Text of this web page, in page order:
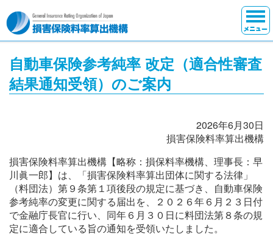
自動車保険参考純率 改定（適合性審査
結果通知受領）のご案内
2026年6月30日
損害保険料率算出機構
損害保険料率算出機構【略称：損保料率機構、理事長：早
川眞一郎】は、「損害保険料率算出団体に関する法律」
（料団法）第９条第１項後段の規定に基づき、自動車保険
参考純率の変更に関する届出を、２０２６年６月２３日付
で金融庁長官に行い、同年６月３０日に料団法第８条の規
定に適合している旨の通知を受領いたしました。
HOME
ニュースリリース
保険料率の算出
自賠責の損害調査
データバンク